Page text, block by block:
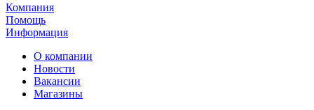
Компания
Помощь
Информация
О компании
Новости
Вакансии
Магазины